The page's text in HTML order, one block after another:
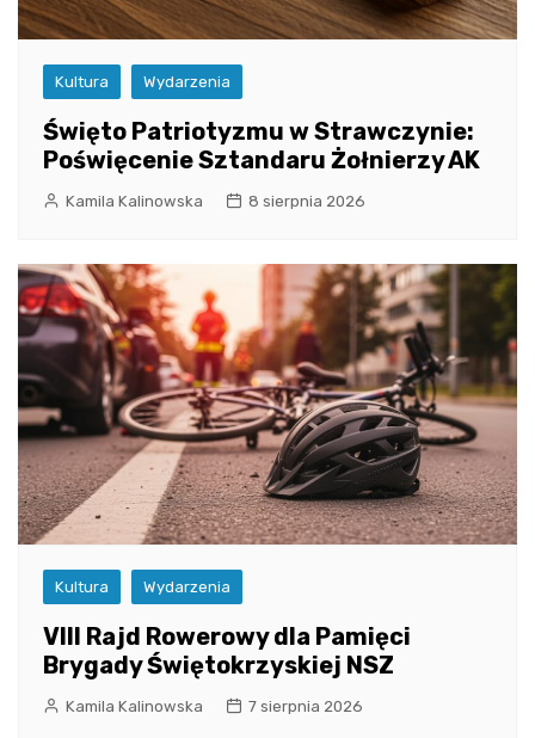
Kultura Wydarzenia
Święto Patriotyzmu w Strawczynie:
Poświęcenie Sztandaru Żołnierzy AK
Kamila Kalinowska 8 sierpnia 2026
Kultura Wydarzenia
VIII Rajd Rowerowy dla Pamięci
Brygady Świętokrzyskiej NSZ
Kamila Kalinowska 7 sierpnia 2026